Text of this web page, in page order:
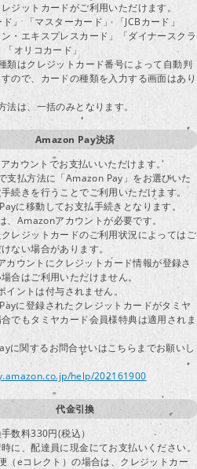
レジットカードがご利用いただけます。
ド」 「マスターカード」 「JCBカード」
ン・エキスプレスカード」「ダイナースクラ
オリコカード」
類はクレジットカード番号によって自動判
ので、カードの種類を入力する画面はあり
法は、一括のみとなります。
Amazon Pay決済
カウントでお支払いいただけます。
支払方法に「Amazon Pay」をお選びいた
続きを行うことでご利用いただけます。
に移動してお支払手続きとなります。
、Amazonアカウントが必要です。
レジットカードのご利用状況によってはご
ない場合があります。
カウントにクレジットカード情報が登録さ
合はご利用いただけません。
ントは付与されません。
に登録されたクレジットカードがタミヤ
でもタミヤカード会員様特典は適用されま
に関するお問合せいはこちらまでお願いし
help/202161900
代金引換
数料330円(税込）
時に、配達員に現金にてお支払いください。
（eコレクト）の場合は、クレジットカー